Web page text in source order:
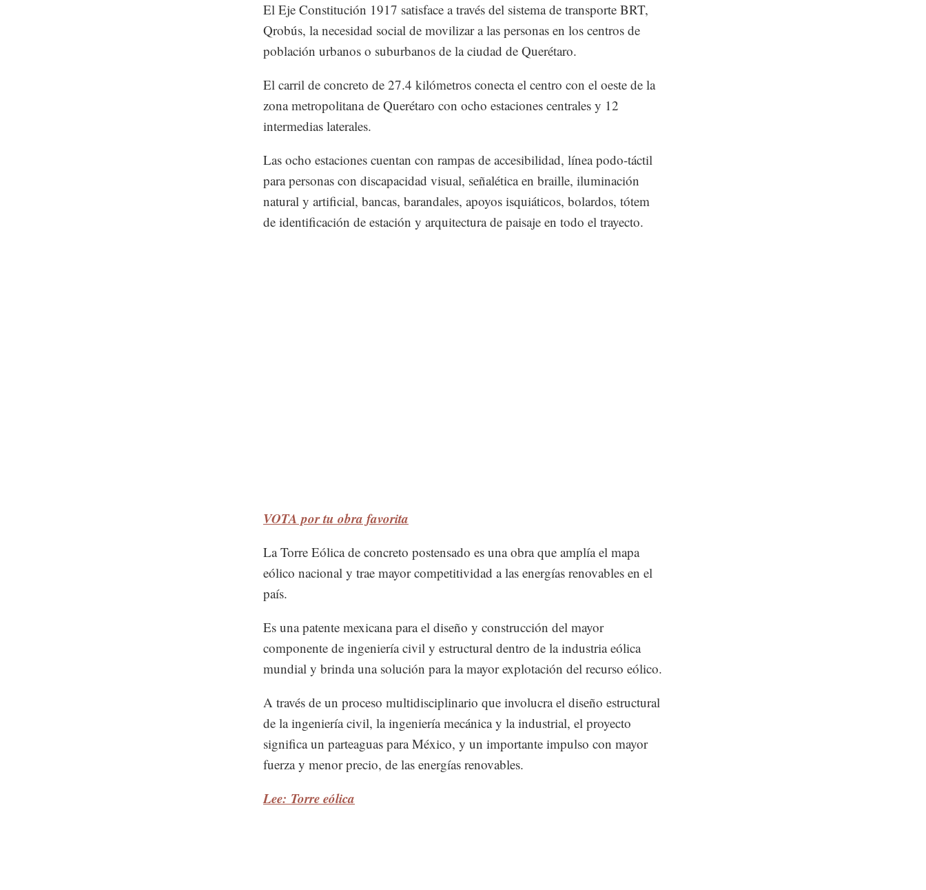
El Eje Constitución 1917 satisface a través del sistema de transporte BRT,
Qrobús, la necesidad social de movilizar a las personas en los centros de
población urbanos o suburbanos de la ciudad de Querétaro.
El carril de concreto de 27.4 kilómetros conecta el centro con el oeste de la
zona metropolitana de Querétaro con ocho estaciones centrales y 12
intermedias laterales.
Las ocho estaciones cuentan con rampas de accesibilidad, línea podo-táctil
para personas con discapacidad visual, señalética en braille, iluminación
natural y artificial, bancas, barandales, apoyos isquiáticos, bolardos, tótem
de identificación de estación y arquitectura de paisaje en todo el trayecto.
VOTA por tu obra favorita
La Torre Eólica de concreto postensado es una obra que amplía el mapa
eólico nacional y trae mayor competitividad a las energías renovables en el
país.
Es una patente mexicana para el diseño y construcción del mayor
componente de ingeniería civil y estructural dentro de la industria eólica
mundial y brinda una solución para la mayor explotación del recurso eólico.
A través de un proceso multidisciplinario que involucra el diseño estructural
de la ingeniería civil, la ingeniería mecánica y la industrial, el proyecto
significa un parteaguas para México, y un importante impulso con mayor
fuerza y menor precio, de las energías renovables.
Lee: Torre eólica